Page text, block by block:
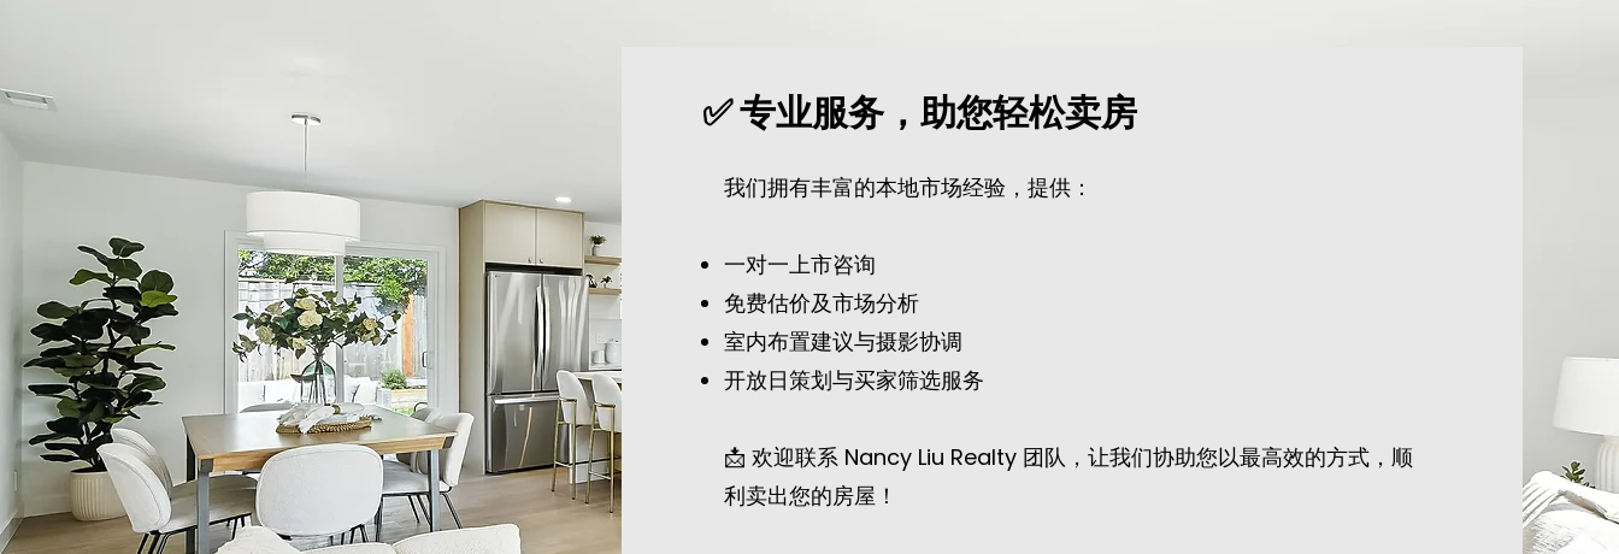
✅ 专业服务，助您轻松卖房
我们拥有丰富的本地市场经验，提供：
一对一上市咨询
免费估价及市场分析
室内布置建议与摄影协调
开放日策划与买家筛选服务
📩 欢迎联系 Nancy Liu Realty 团队，让我们协助您以最高效的方式，顺
利卖出您的房屋！